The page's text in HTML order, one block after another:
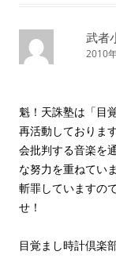
武者
2010
魁！天誅塾は「目
再活動しておりま
会批判する音楽を
な努力を重ねてい
斬罪していますの
せ！
目覚まし時計倶